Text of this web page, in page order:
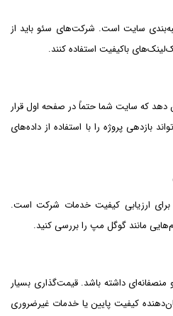
سایت است. شرکت‌های سئو باید از
باکیفیت استفاده کنند.
که سایت شما حتماً در صفحه اول قرار
بازدهی پروژه را با استفاده از داده‌های
برای ارزیابی کیفیت خدمات شرکت است.
مانند گوگل مپ را بررسی کنید.
داشته باشد. قیمت‌گذاری بسیار
کیفیت پایین یا خدمات غیرضروری